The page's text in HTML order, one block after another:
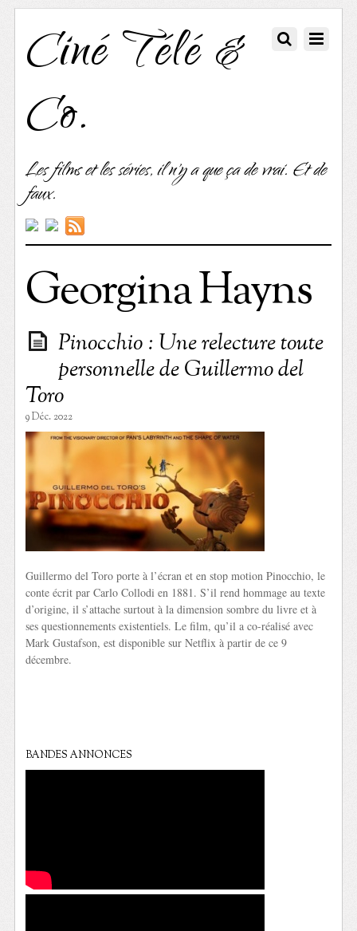
Ciné Télé &
Co.
Les films et les séries, il n'y a que ça de vrai. Et de
faux.
Georgina Hayns
Pinocchio : Une relecture toute
personnelle de Guillermo del
Toro
9 Déc. 2022
Guillermo del Toro porte à l’écran et en stop motion Pinocchio, le
conte écrit par Carlo Collodi en 1881. S’il rend hommage au texte
d’origine, il s’attache surtout à la dimension sombre du livre et à
ses questionnements existentiels. Le film, qu’il a co-réalisé avec
Mark Gustafson, est disponible sur Netflix à partir de ce 9
décembre.
BANDES ANNONCES